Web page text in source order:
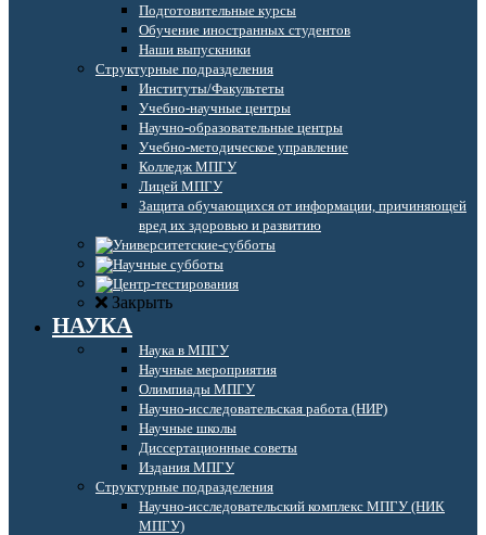
Подготовительные курсы
Обучение иностранных студентов
Наши выпускники
Структурные подразделения
Институты/Факультеты
Учебно-научные центры
Научно-образовательные центры
Учебно-методическое управление
Колледж МПГУ
Лицей МПГУ
Защита обучающихся от информации, причиняющей
вред их здоровью и развитию
Закрыть
НАУКА
Наука в МПГУ
Научные мероприятия
Олимпиады МПГУ
Научно-исследовательская работа (НИР)
Научные школы
Диссертационные советы
Издания МПГУ
Структурные подразделения
Научно-исследовательский комплекс МПГУ (НИК
МПГУ)